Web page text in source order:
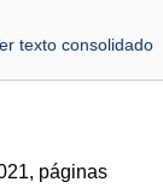
texto consolidado
páginas